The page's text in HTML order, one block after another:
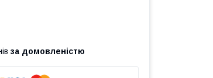
за домовленістю